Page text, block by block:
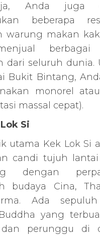
Anda juga
beberapa
warung makan
berbagai
dari seluruh dunia.
Bukit Bintang,
monorel
massal cepat).
Si
utama Kek Lok Si
candi tujuh
dengan
budaya Cina,
Ada
yang
perunggu di